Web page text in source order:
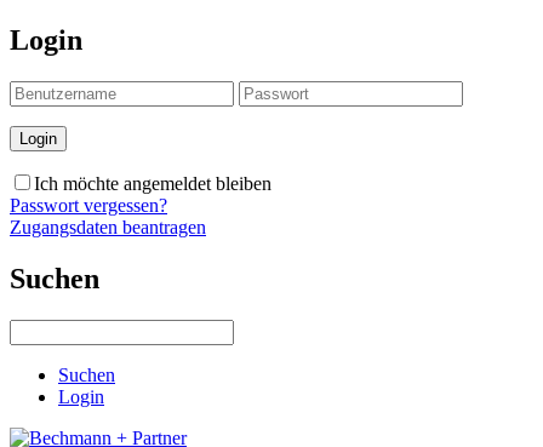
Login
Ich möchte angemeldet bleiben
Passwort vergessen?
Zugangsdaten beantragen
Suchen
Suchen
Login